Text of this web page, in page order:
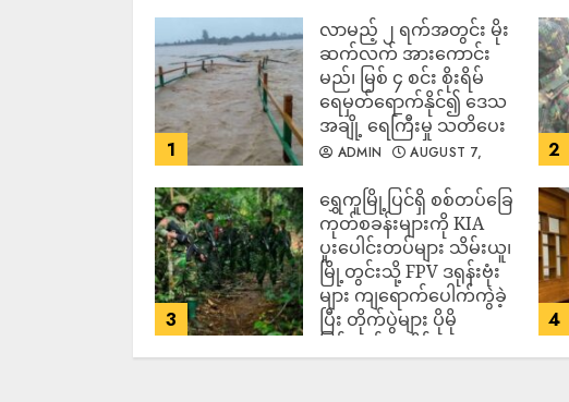
1
လာမည့် ၂ ရက်အတွင်း မိုး
ဆက်လက် အားကောင်း
မည်၊ မြစ် ၄ စင်း စိုးရိမ်
ရေမှတ်ရောက်နိုင်၍ ဒေသ
အချို့ ရေကြီးမှု သတိပေး
ADMIN
AUGUST 7,
2
3
‎ရွှေကူမြို့ပြင်ရှိ စစ်တပ်ခြေ
ကုတ်စခန်းများကို KIA
ပူးပေါင်းတပ်များ သိမ်းယူ၊
မြို့တွင်းသို့ FPV ဒရုန်းဗုံး
များ ကျရောက်ပေါက်ကွဲခဲ့
ပြီး တိုက်ပွဲများ ပိုမို
ပြင်းထန်လာနိုင်
4